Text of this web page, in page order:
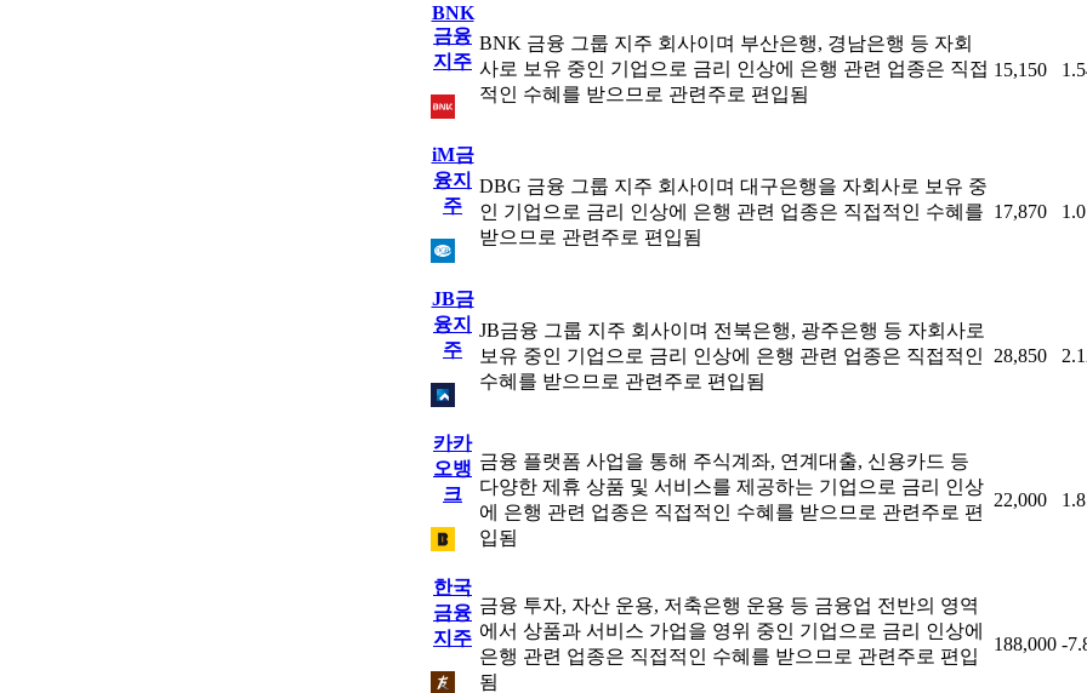
BNK
금융
지주
BNK 금융 그룹 지주 회사이며 부산은행, 경남은행 등 자회
사로 보유 중인 기업으로 금리 인상에 은행 관련 업종은 직접
적인 수혜를 받으므로 관련주로 편입됨
15,150
iM금
융지
주
DBG 금융 그룹 지주 회사이며 대구은행을 자회사로 보유 중
인 기업으로 금리 인상에 은행 관련 업종은 직접적인 수혜를
받으므로 관련주로 편입됨
17,870
JB금
융지
주
JB금융 그룹 지주 회사이며 전북은행, 광주은행 등 자회사로
보유 중인 기업으로 금리 인상에 은행 관련 업종은 직접적인
수혜를 받으므로 관련주로 편입됨
28,850
카카
오뱅
크
금융 플랫폼 사업을 통해 주식계좌, 연계대출, 신용카드 등
다양한 제휴 상품 및 서비스를 제공하는 기업으로 금리 인상
에 은행 관련 업종은 직접적인 수혜를 받으므로 관련주로 편
입됨
22,000
한국
금융
지주
금융 투자, 자산 운용, 저축은행 운용 등 금융업 전반의 영역
에서 상품과 서비스 가업을 영위 중인 기업으로 금리 인상에
은행 관련 업종은 직접적인 수혜를 받으므로 관련주로 편입
됨
188,000 -